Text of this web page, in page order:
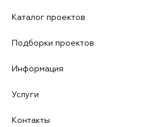
Каталог проектов
Подборки проектов
Информация
Услуги
Контакты